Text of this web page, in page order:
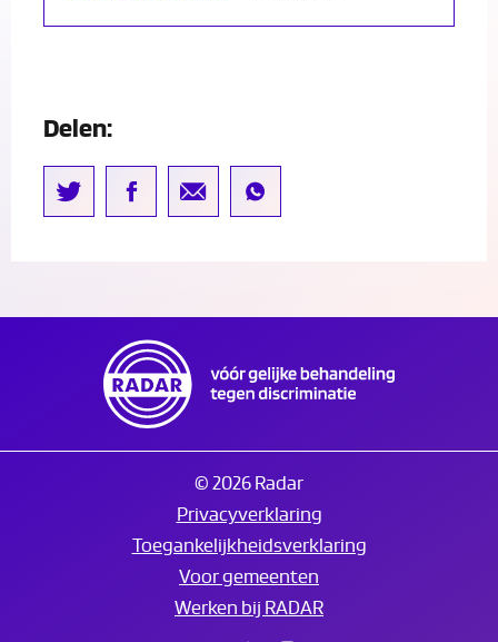
Delen:
© 2026 Radar
Privacyverklaring
Toegankelijkheidsverklaring
Voor gemeenten
Werken bij RADAR